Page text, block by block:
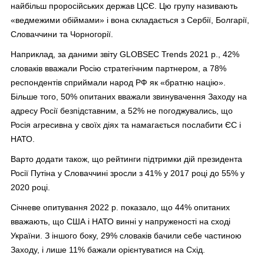
найбільш проросійських держав ЦСЄ. Цю групу називають
«ведмежими обіймами» і вона складається з Сербії, Болгарії,
Словаччини та Чорногорії.
Наприклад, за даними звіту GLOBSEC Trends 2021 р., 42%
словаків вважали Росію стратегічним партнером, а 78%
респондентів сприймали народ РФ як «братню націю».
Більше того, 50% опитаних вважали звинувачення Заходу на
адресу Росії безпідставним, а 52% не погоджувались, що
Росія агресивна у своїх діях та намагається послабити ЄС і
НАТО.
Варто додати також, що рейтинги підтримки дій президента
Росії Путіна у Словаччині зросли з 41% у 2017 році до 55% у
2020 році.
Січневе опитування 2022 р. показало, що 44% опитаних
вважають, що США і НАТО винні у напруженості на сході
України. З іншого боку, 29% словаків бачили себе частиною
Заходу, і лише 11% бажали орієнтуватися на Схід.